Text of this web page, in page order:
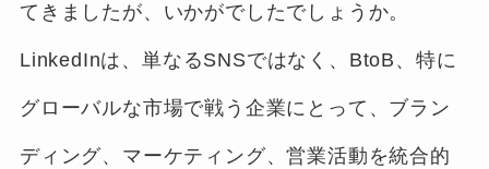
てきましたが、いかがでしたでしょうか。
LinkedInは、単なるSNSではなく、BtoB、特に
グローバルな市場で戦う企業にとって、ブラン
ディング、マーケティング、営業活動を統合的